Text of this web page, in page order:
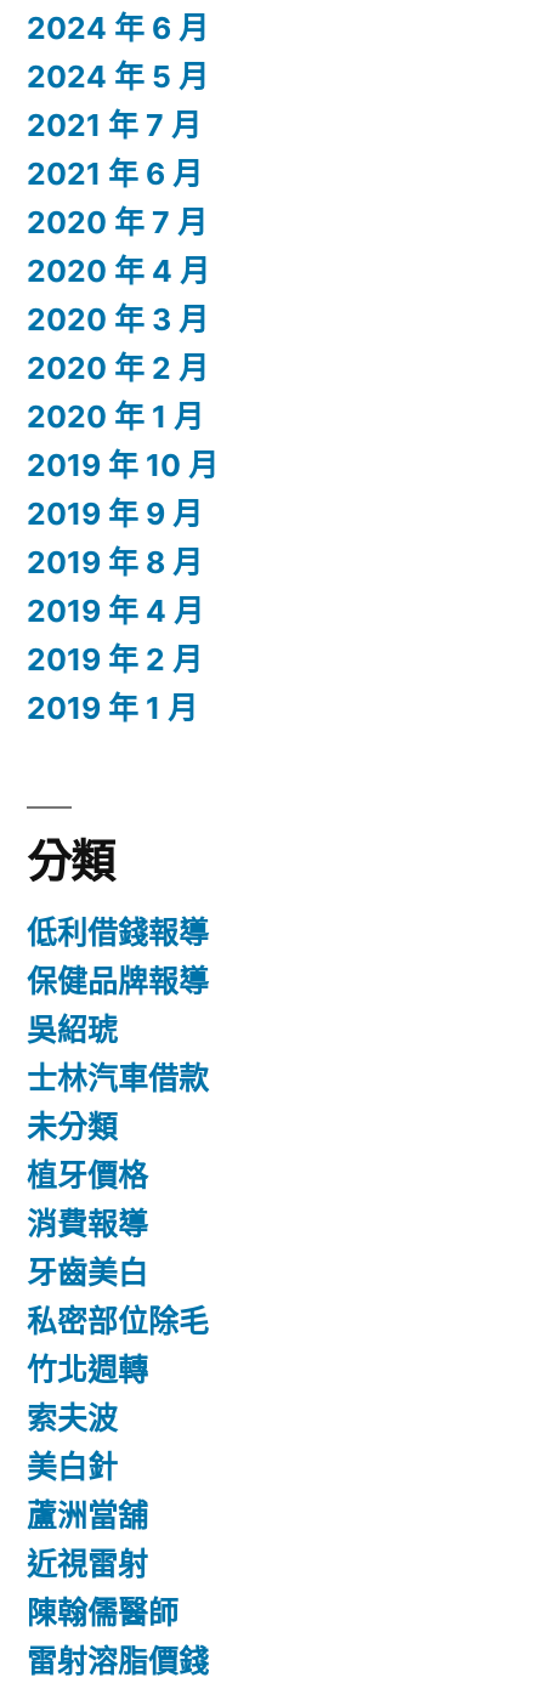
2024 年 6 月
2024 年 5 月
2021 年 7 月
2021 年 6 月
2020 年 7 月
2020 年 4 月
2020 年 3 月
2020 年 2 月
2020 年 1 月
2019 年 10 月
2019 年 9 月
2019 年 8 月
2019 年 4 月
2019 年 2 月
2019 年 1 月
分類
低利借錢報導
保健品牌報導
吳紹琥
士林汽車借款
未分類
植牙價格
消費報導
牙齒美白
私密部位除毛
竹北週轉
索夫波
美白針
蘆洲當舖
近視雷射
陳翰儒醫師
雷射溶脂價錢